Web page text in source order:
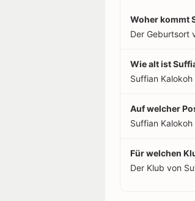
Woher kommt
Der Geburtsort
Wie alt ist
Suffian
Auf welcher
Suffian
Für welchen
Der Klub von